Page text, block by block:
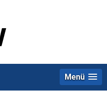
Menü